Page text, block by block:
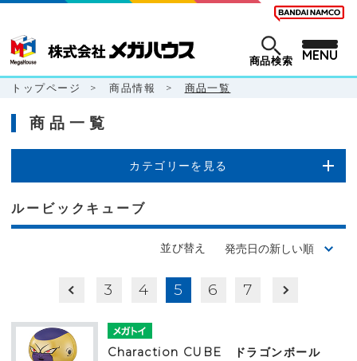
商品検索 MENU
トップページ > 商品情報 > 商品一覧
商品一覧
カテゴリーを見る
ルービックキューブ
並び替え
3 4 5 6 7
Charaction CUBE ドラゴンボール